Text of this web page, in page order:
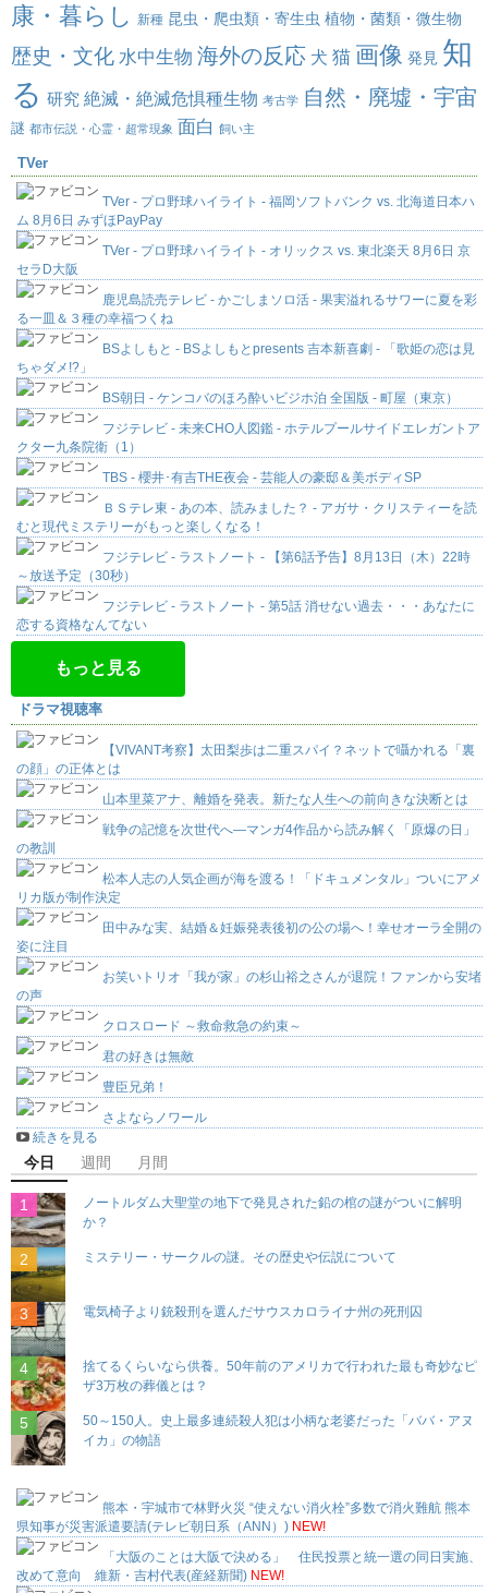
康・暮らし
新種 昆虫・爬虫類・寄生虫 植物・菌類・微生物
歴史・文化 水中生物 海外の反応 犬 猫 画像 発見 知
る 研究 絶滅・絶滅危惧種生物 考古学 自然・廃墟・宇宙
謎 都市伝説・心霊・超常現象 面白 飼い主
TVer
TVer - プロ野球ハイライト - 福岡ソフトバンク vs. 北海道日本ハ
ム 8月6日 みずほPayPay
TVer - プロ野球ハイライト - オリックス vs. 東北楽天 8月6日 京
セラD大阪
鹿児島読売テレビ - かごしまソロ活 - 果実溢れるサワーに夏を彩
る一皿＆３種の幸福つくね
BSよしもと - BSよしもとpresents 吉本新喜劇 - 「歌姫の恋は見
ちゃダメ!?」
BS朝日 - ケンコバのほろ酔いビジホ泊 全国版 - 町屋（東京）
フジテレビ - 未来CHO人図鑑 - ホテルプールサイドエレガントア
クター九条院衛（1）
TBS - 櫻井･有吉THE夜会 - 芸能人の豪邸＆美ボディSP
ＢＳテレ東 - あの本、読みました？ - アガサ・クリスティーを読
むと現代ミステリーがもっと楽しくなる！
フジテレビ - ラストノート - 【第6話予告】8月13日（木）22時
～放送予定（30秒）
フジテレビ - ラストノート - 第5話 消せない過去・・・あなたに
恋する資格なんてない
もっと見る
ドラマ視聴率
【VIVANT考察】太田梨歩は二重スパイ？ネットで囁かれる「裏
の顔」の正体とは
山本里菜アナ、離婚を発表。新たな人生への前向きな決断とは
戦争の記憶を次世代へ―マンガ4作品から読み解く「原爆の日」
の教訓
松本人志の人気企画が海を渡る！「ドキュメンタル」ついにアメ
リカ版が制作決定
田中みな実、結婚＆妊娠発表後初の公の場へ！幸せオーラ全開の
姿に注目
お笑いトリオ「我が家」の杉山裕之さんが退院！ファンから安堵
の声
クロスロード ～救命救急の約束～
君の好きは無敵
豊臣兄弟！
さよならノワール
続きを見る
今日 週間 月間
ノートルダム大聖堂の地下で発見された鉛の棺の謎がついに解明
か？
ミステリー・サークルの謎。その歴史や伝説について
電気椅子より銃殺刑を選んだサウスカロライナ州の死刑囚
捨てるくらいなら供養。50年前のアメリカで行われた最も奇妙なピ
ザ3万枚の葬儀とは？
50～150人。史上最多連続殺人犯は小柄な老婆だった「ババ・アヌ
イカ」の物語
熊本・宇城市で林野火災 “使えない消火栓”多数で消火難航 熊本
県知事が災害派遣要請(テレビ朝日系（ANN）) NEW!
「大阪のことは大阪で決める」 住民投票と統一選の同日実施、
改めて意向 維新・吉村代表(産経新聞) NEW!